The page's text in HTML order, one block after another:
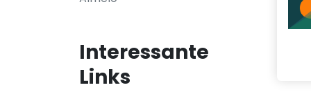
Interessante
Links